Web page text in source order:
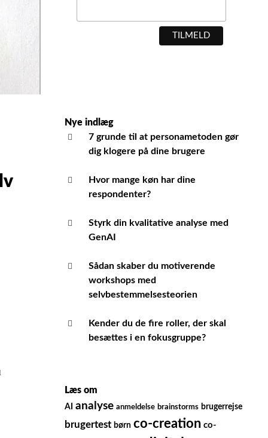
Nye indlæg
7 grunde til at personametoden gør
dig klogere på dine brugere
Hvor mange køn har dine
respondenter?
Styrk din kvalitative analyse med
GenAI
Sådan skaber du motiverende
workshops med
selvbestemmelsesteorien
Kender du de fire roller, der skal
besættes i en fokusgruppe?
Læs om
AI analyse anmeldelse brainstorms brugerrejse
brugertest børn co-creation co-